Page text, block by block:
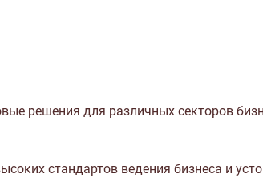
решения для различных секторов
стандартов ведения бизнеса и